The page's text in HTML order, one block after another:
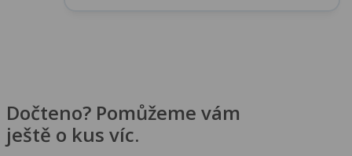
Dočteno? Pomůžeme vám
ještě o kus víc.